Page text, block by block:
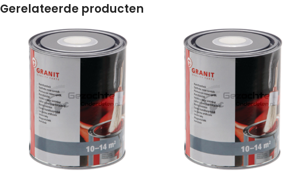
Gerelateerde producten